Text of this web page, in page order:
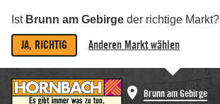
Ist Brunn am Gebirge der richtige Markt?
JA, RICHTIG Anderen Markt wählen
Brunn am Gebirge